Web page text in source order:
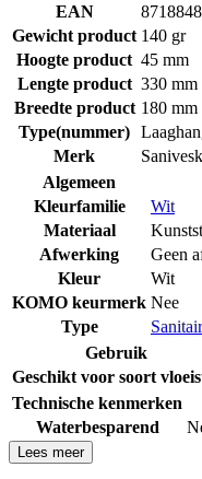
EAN
Gewicht product 140 gr
Hoogte product 45 mm
Lengte product 330 mm
Breedte product 180 mm
Type(nummer)
Merk
Sanivesk
Algemeen
Kleurfamilie
Wit
Materiaal
Afwerking
Geen
Kleur
Wit
KOMO keurmerk Nee
Type
Gebruik
Geschikt voor soort
Technische kenmerken
Waterbesparend
Lees meer